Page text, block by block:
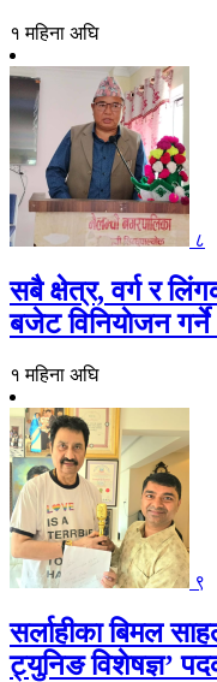
१ महिना अघि
८
सबै क्षेत्र, वर्ग र
बजेट विनियाेजन
१ महिना अघि
९
सर्लाहीका बिमल
ट्युनिङ विशेषज्ञ’